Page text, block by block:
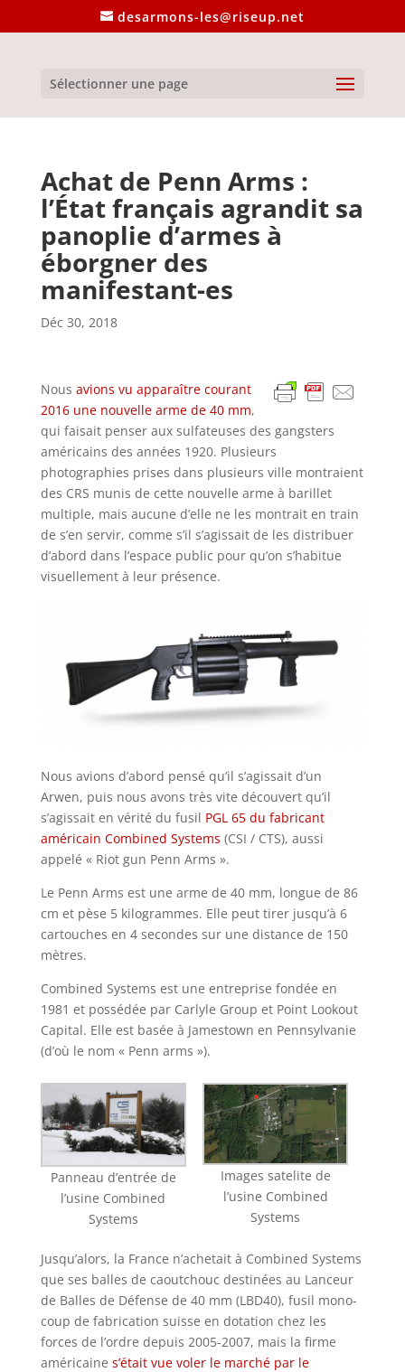
desarmons-les@riseup.net
Sélectionner une page
Achat de Penn Arms :
l’État français agrandit sa
panoplie d’armes à
éborgner des
manifestant-es
Déc 30, 2018
Nous avions vu apparaître courant
2016 une nouvelle arme de 40 mm,
qui faisait penser aux sulfateuses des gangsters
américains des années 1920. Plusieurs
photographies prises dans plusieurs ville montraient
des CRS munis de cette nouvelle arme à barillet
multiple, mais aucune d’elle ne les montrait en train
de s’en servir, comme s’il s’agissait de les distribuer
d’abord dans l’espace public pour qu’on s’habitue
visuellement à leur présence.
Nous avions d’abord pensé qu’il s’agissait d’un
Arwen, puis nous avons très vite découvert qu’il
s’agissait en vérité du fusil PGL 65 du fabricant
américain Combined Systems (CSI / CTS), aussi
appelé « Riot gun Penn Arms ».
Le Penn Arms est une arme de 40 mm, longue de 86
cm et pèse 5 kilogrammes. Elle peut tirer jusqu’à 6
cartouches en 4 secondes sur une distance de 150
mètres.
Combined Systems est une entreprise fondée en
1981 et possédée par Carlyle Group et Point Lookout
Capital. Elle est basée à Jamestown en Pennsylvanie
(d’où le nom « Penn arms »).
Panneau d’entrée de
l’usine Combined
Systems
Images satelite de
l’usine Combined
Systems
Jusqu’alors, la France n’achetait à Combined Systems
que ses balles de caoutchouc destinées au Lanceur
de Balles de Défense de 40 mm (LBD40), fusil mono-
coup de fabrication suisse en dotation chez les
forces de l’ordre depuis 2005-2007, mais la firme
américaine s’était vue voler le marché par le